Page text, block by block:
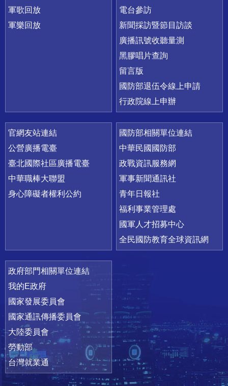
軍歌回放
軍樂回放
電台參訪
新聞採訪暨節目訪談
廣播訊號收聽量測
黑膠唱片查詢
留言版
國防部退伍令線上申請
行政院線上申辦
官網友站連結
公營廣播電臺
臺北國際社區廣播電臺
中華職棒大聯盟
身心障礙者權利公約
國防部相關單位連結
中華民國國防部
政戰資訊服務網
軍事新聞通訊社
青年日報社
福利事業管理處
國軍人才招募中心
全民國防教育全球資訊網
政府部門相關單位連結
我的E政府
國家發展委員會
國家通訊傳播委員會
大陸委員會
勞動部
台灣就業通